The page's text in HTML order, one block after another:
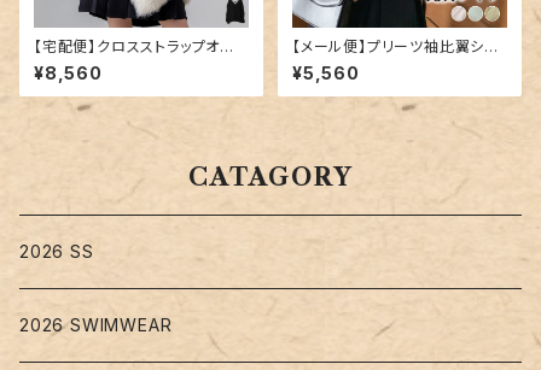
【宅配便】クロスストラップオー
バーシャギーニット／tops2152
¥8,560
【メール便】プリーツ袖比翼シャ
ツ／tops1881
¥5,560
CATAGORY
2026 SS
2026 SWIMWEAR